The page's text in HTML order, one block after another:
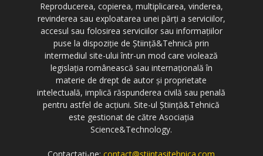
Reproducerea, copierea, multiplicarea, vinderea,
revinderea sau exploatarea unei părți a serviciilor,
accesul sau folosirea serviciilor sau informațiilor
puse la dispoziție de Știință&Tehnică prin
intermediul site-ului într-un mod care violează
legislația românească sau internațională în
materie de drept de autor și proprietate
intelectuală, implică răspunderea civilă sau penală
pentru astfel de acțiuni. Site-ul Știință&Tehnică
este gestionat de către Asociația
Science&Technology.